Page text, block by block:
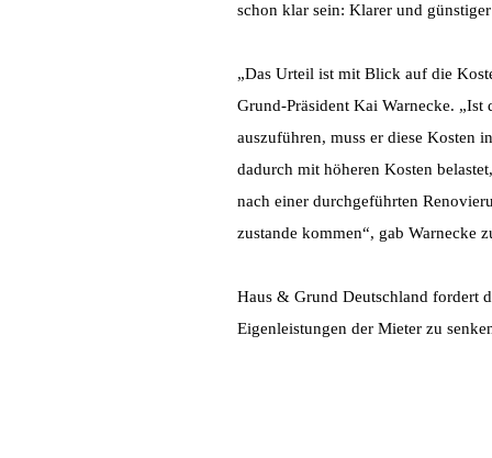
schon klar sein: Klarer und
„Das Urteil ist mit Blick auf die
Grund-Präsident Kai Warnecke. „Ist
auszuführen, muss er diese Kosten
dadurch mit höheren Kosten
nach einer durchgeführten
zustande kommen“, gab Warnecke
Haus & Grund Deutschland fordert
Eigenleistungen der Mieter zu